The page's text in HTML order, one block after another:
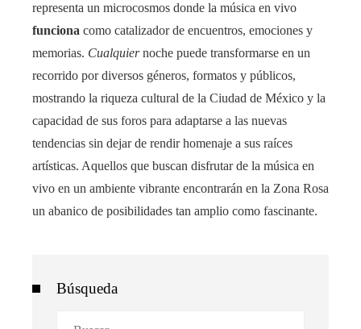
representa un microcosmos donde la música en vivo
funciona como catalizador de encuentros, emociones y
memorias. Cualquiernoche puede transformarse en un
recorrido por diversos géneros, formatos y públicos,
mostrando la riqueza cultural de la Ciudad de México y la
capacidad de sus foros para adaptarse a las nuevas
tendencias sin dejar de rendir homenaje a sus raíces
artísticas. Aquellos que buscan disfrutar de la música en
vivo en un ambiente vibrante encontrarán en la Zona Rosa
un abanico de posibilidades tan amplio como fascinante.
Búsqueda